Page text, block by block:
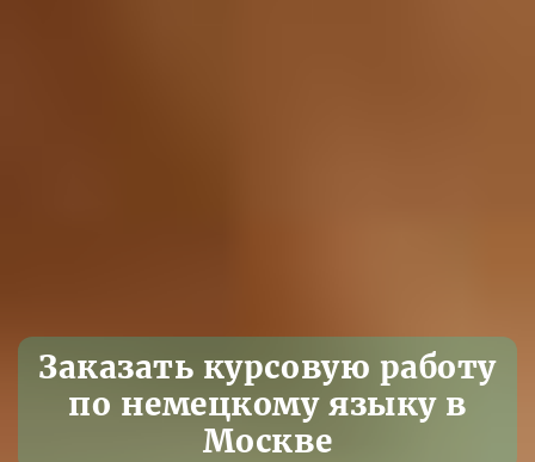
Заказать курсовую работу
по немецкому языку в
Москве